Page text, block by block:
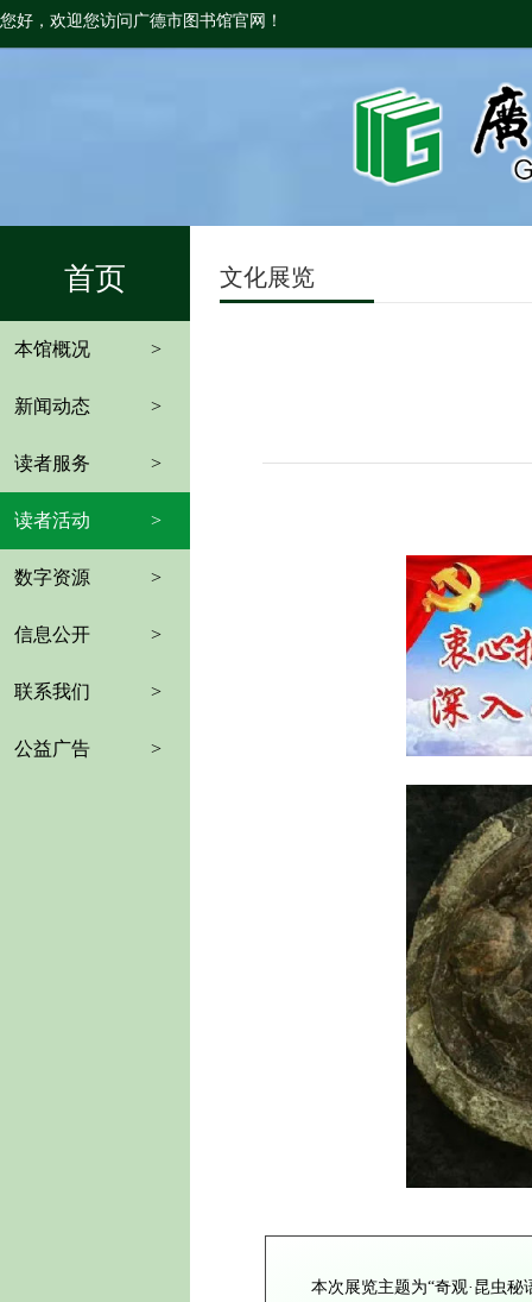
您好，欢迎您访问广德市图书馆官网！
首页
本馆概况 >
新闻动态 >
读者服务 >
读者活动 >
数字资源 >
信息公开 >
联系我们 >
公益广告 >
文化展览
本次展览主题为“奇观·昆虫